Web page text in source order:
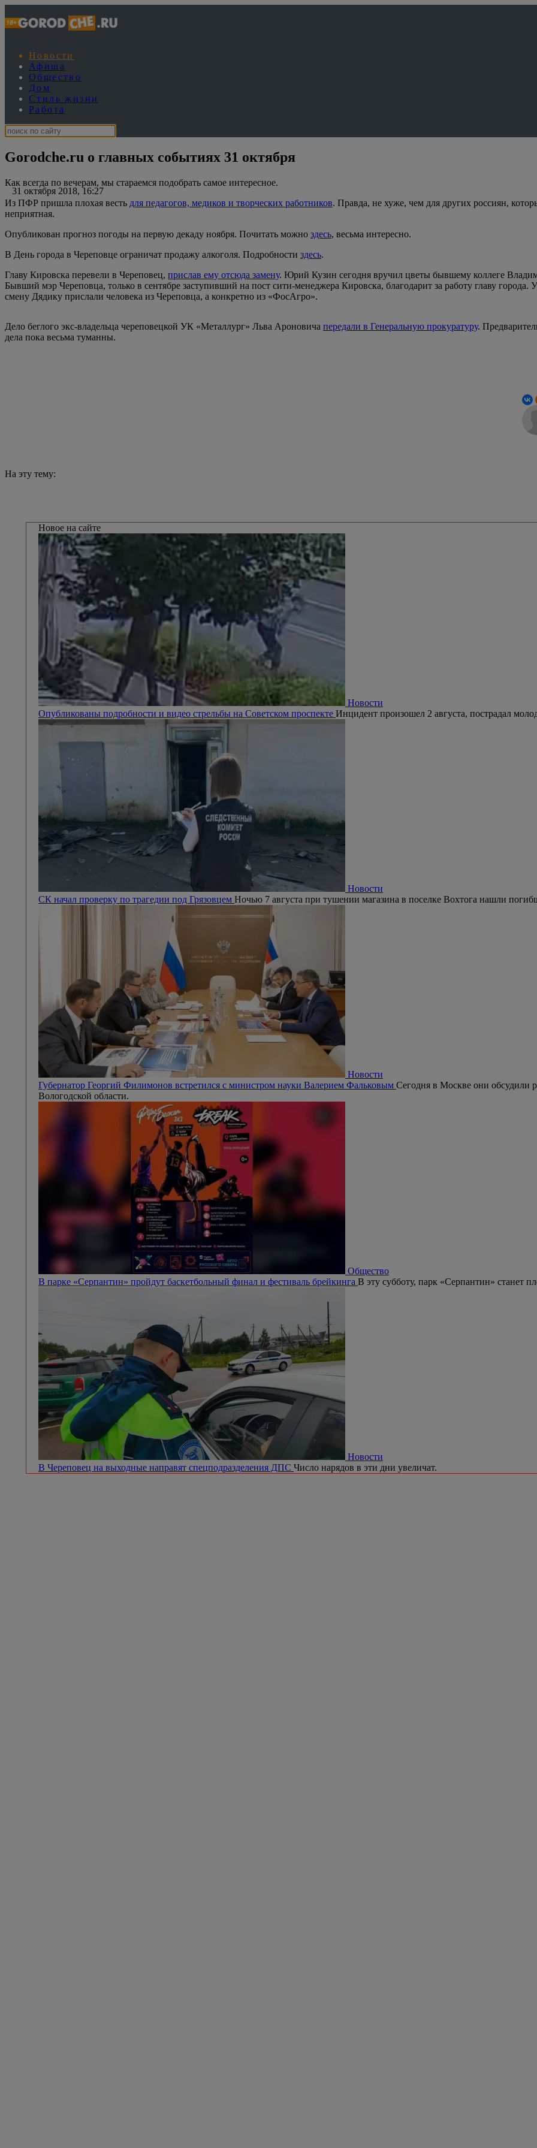
Новости
Афиша
Общество
Дом
Стиль жизни
Работа
Gorodche.ru о главных событиях 31 октября
31 октября 2018, 16:27
Как всегда по вечерам, мы стараемся подобрать самое интересное.
Из ПФР пришла плохая весть для педагогов, медиков и творческих работников. Правда, не хуже, чем для других россиян,
неприятная.
Опубликован прогноз погоды на первую декаду ноября. Почитать можно здесь, весьма интересно.
В День города в Череповце ограничат продажу алкоголя. Подробности здесь.
Главу Кировска перевели в Череповец, прислав ему отсюда замену. Юрий Кузин сегодня вручил цветы бывшему коллеге
Бывший мэр Череповца, только в сентябре заступивший на пост сити-менеджера Кировска, благодарит за работу главу
смену Дядику прислали человека из Череповца, а конкретно из «ФосАгро».
Дело беглого экс-владельца череповецкой УК «Металлург» Льва Ароновича передали в Генеральную прокуратуру.
дела пока весьма туманны.
На эту тему:
Новое на сайте
Новости
Опубликованы подробности и видео стрельбы на Советском проспекте Инцидент произошел 2 августа, пострадал
Новости
СК начал проверку по трагедии под Грязовцем Ночью 7 августа при тушении магазина в поселке Вохтога нашли
Новости
Губернатор Георгий Филимонов встретился с министром науки Валерием Фальковым Сегодня в Москве они обсудили
Вологодской области.
Общество
В парке «Серпантин» пройдут баскетбольный финал и фестиваль брейкинга В эту субботу, парк «Серпантин» станет
Новости
В Череповец на выходные направят спецподразделения ДПС Число нарядов в эти дни увеличат.